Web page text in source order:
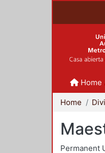
Home
Home
Permanent